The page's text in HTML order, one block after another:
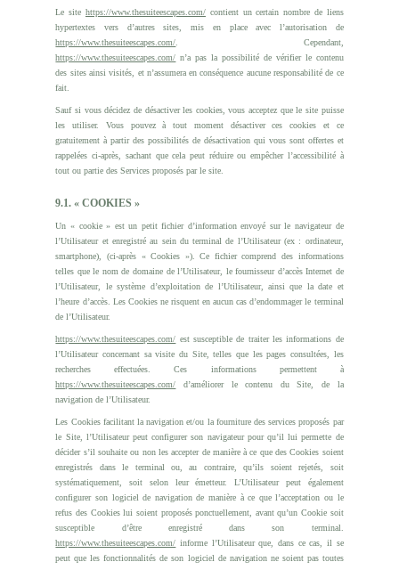
Le site https://www.thesuiteescapes.com/contient un certain nombre de liens
hypertextes vers d’autres sites, mis en place avec l’autorisation de
https://www.thesuiteescapes.com/. Cependant,
https://www.thesuiteescapes.com/ n’a pas la possibilité de vérifier le contenu
des sites ainsi visités, et n’assumera en conséquence aucune responsabilité de ce
fait.
Sauf si vous décidez de désactiver les cookies, vous acceptez que le site puisse
les utiliser. Vous pouvez à tout moment désactiver ces cookies et ce
gratuitement à partir des possibilités de désactivation qui vous sont offertes et
rappelées ci-après, sachant que cela peut réduire ou empêcher l’accessibilité à
tout ou partie des Services proposés par le site.
9.1. « COOKIES »
Un « cookie » est un petit fichier d’information envoyé sur le navigateur de
l’Utilisateur et enregistré au sein du terminal de l’Utilisateur (ex : ordinateur,
smartphone), (ci-après « Cookies »). Ce fichier comprend des informations
telles que le nom de domaine de l’Utilisateur, le fournisseur d’accès Internet de
l’Utilisateur, le système d’exploitation de l’Utilisateur, ainsi que la date et
l’heure d’accès. Les Cookies ne risquent en aucun cas d’endommager le terminal
de l’Utilisateur.
https://www.thesuiteescapes.com/ est susceptible de traiter les informations de
l’Utilisateur concernant sa visite du Site, telles que les pages consultées, les
recherches effectuées. Ces informations permettent à
https://www.thesuiteescapes.com/ d’améliorer le contenu du Site, de la
navigation de l’Utilisateur.
Les Cookies facilitant la navigation et/ou la fourniture des services proposés par
le Site, l’Utilisateur peut configurer son navigateur pour qu’il lui permette de
décider s’il souhaite ou non les accepter de manière à ce que des Cookies soient
enregistrés dans le terminal ou, au contraire, qu’ils soient rejetés, soit
systématiquement, soit selon leur émetteur. L’Utilisateur peut également
configurer son logiciel de navigation de manière à ce que l’acceptation ou le
refus des Cookies lui soient proposés ponctuellement, avant qu’un Cookie soit
susceptible d’être enregistré dans son terminal.
https://www.thesuiteescapes.com/ informe l’Utilisateur que, dans ce cas, il se
peut que les fonctionnalités de son logiciel de navigation ne soient pas toutes